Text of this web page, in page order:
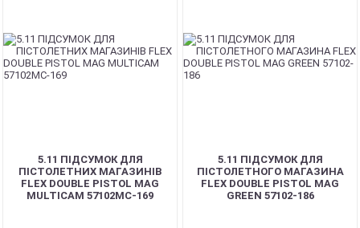
5.11 ПІДСУМОК ДЛЯ
ПІСТОЛЕТНИХ МАГАЗИНІВ
FLEX DOUBLE PISTOL MAG
MULTICAM 57102MC-169
5.11 ПІДСУМОК ДЛЯ
ПІСТОЛЕТНОГО МАГАЗИНА
FLEX DOUBLE PISTOL MAG
GREEN 57102-186